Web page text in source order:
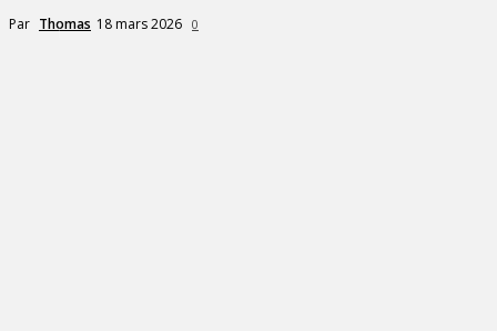
Par Thomas 18 mars 2026 0